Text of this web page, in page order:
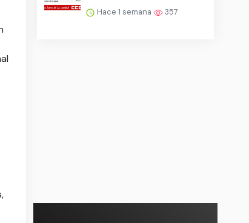
Hace 1 semana 357